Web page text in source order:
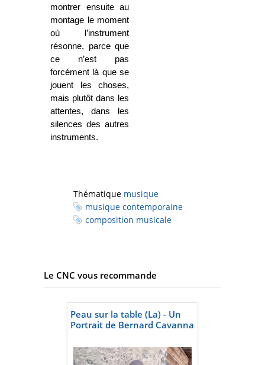
montrer ensuite au
montage le moment
où l’instrument
résonne, parce que
ce n’est pas
forcément là que se
jouent les choses,
mais plutôt dans les
attentes, dans les
silences des autres
instruments.
Thématique musique
musique contemporaine
composition musicale
Le CNC vous recommande
Peau sur la table (La) - Un
Portrait de Bernard Cavanna